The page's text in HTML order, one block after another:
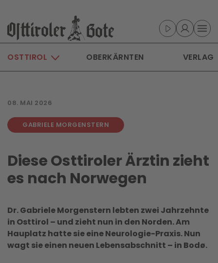
Skip to main content
OSTTIROL OBERKÄRNTEN VERLAG
08. MAI 2026
GABRIELE MORGENSTERN
Diese Osttiroler Ärztin zieht
es nach Norwegen
Dr. Gabriele Morgenstern lebten zwei Jahrzehnte
in Osttirol – und zieht nun in den Norden. Am
Hauplatz hatte sie eine Neurologie-Praxis. Nun
wagt sie einen neuen Lebensabschnitt – in Bodø.